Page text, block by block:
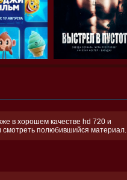
в хорошем качестве hd 720 и
смотреть полюбившийся материал.